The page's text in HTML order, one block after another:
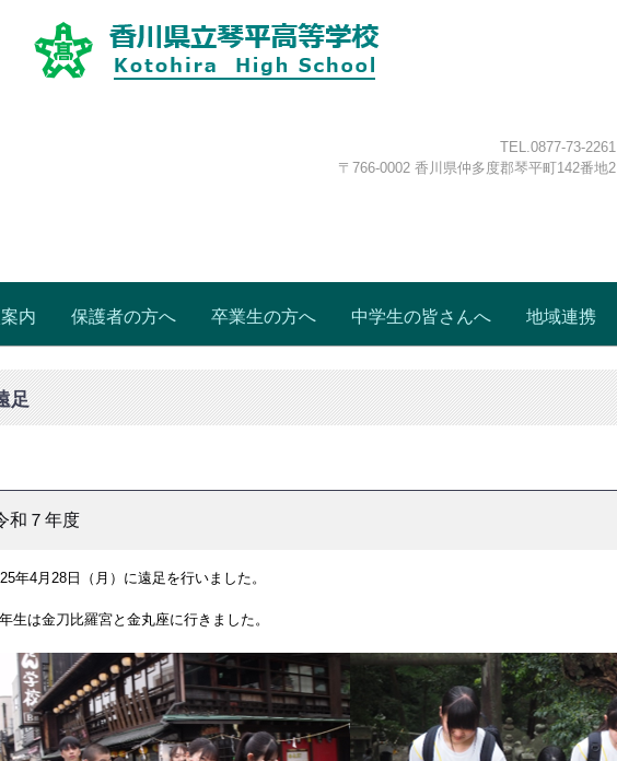
TEL.0877-73-2261
〒766-0002 香川県仲多度郡琴平町142番地2
内 保護者の方へ 卒業生の方へ 中学生の皆さんへ 地域連携
足
和７年度
年4月28日（月）に遠足を行いました。
生は金刀比羅宮と金丸座に行きました。